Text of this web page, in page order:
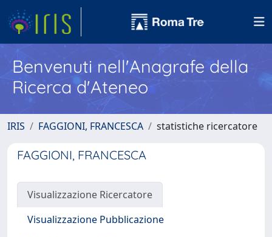
Benvenuti nell'Anagrafe della
Ricerca d'Ateneo
IRIS FAGGIONI, FRANCESCA statistiche ricercatore
FAGGIONI, FRANCESCA
Visualizzazione Ricercatore
Visualizzazione Pubblicazione